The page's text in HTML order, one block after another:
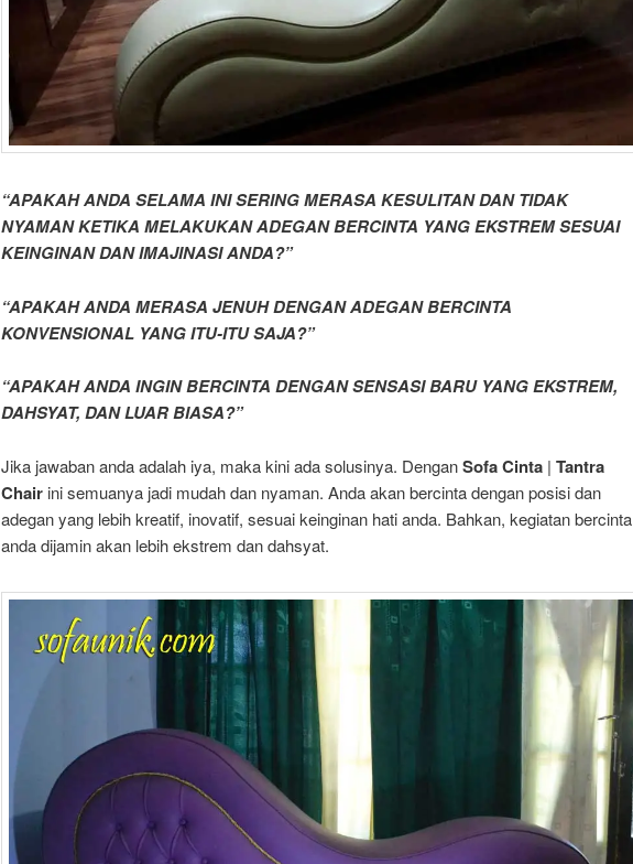
“APAKAH ANDA SELAMA INI SERING MERASA KESULITAN DAN TIDAK
NYAMAN KETIKA MELAKUKAN ADEGAN BERCINTA YANG EKSTREM SESUAI
KEINGINAN DAN IMAJINASI ANDA?”
“APAKAH ANDA MERASA JENUH DENGAN ADEGAN BERCINTA
KONVENSIONAL YANG ITU-ITU SAJA?”
“APAKAH ANDA INGIN BERCINTA DENGAN SENSASI BARU YANG EKSTREM,
DAHSYAT, DAN LUAR BIASA?”
Jika jawaban anda adalah iya, maka kini ada solusinya. DenganSofa Cinta | Tantra
Chair ini semuanya jadi mudah dan nyaman. Anda akan bercinta dengan posisi dan
adegan yang lebih kreatif, inovatif, sesuai keinginan hati anda. Bahkan, kegiatan bercinta
anda dijamin akan lebih ekstrem dan dahsyat.